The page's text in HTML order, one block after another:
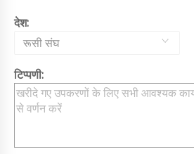
देश:
रूसी संघ
टिप्पणी: